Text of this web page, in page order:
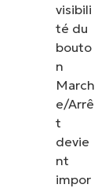
visibili
té du
bouto
n
March
e/Arrê
t
devie
nt
impor